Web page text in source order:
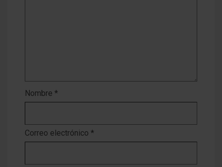
Nombre *
Correo electrónico *